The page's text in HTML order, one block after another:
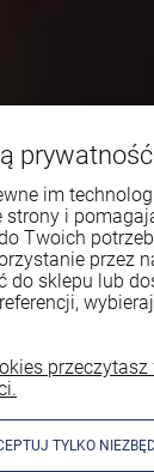
prywatność
im
strony i
Twoich
przez
do sklepu lub
przeczytasz
TYLKO